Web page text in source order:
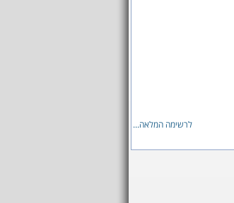
לרשימה המלאה...